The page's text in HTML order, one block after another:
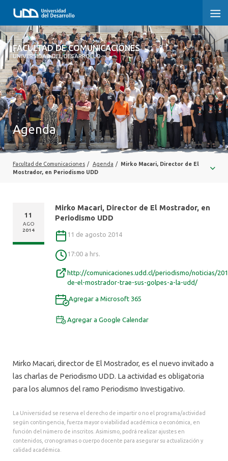
FACULTAD DE COMUNICACIONES
UNIVERSIDAD DEL DESARROLLO
FACULTAD DE COMUNICACIONES
INICIO
SOBRE LA FACULTAD
CARRERAS
POSTGRADOS Y EDUCACIÓN CONTINUA
INVESTIGACIÓN
CENTRO DE ESCRITURA
ALUMNI
Agenda
Facultad de Comunicaciones / Agenda / Mirko Macari, Director de El
Mostrador, en Periodismo UDD
Mirko Macari, Director de El Mostrador, en
Periodismo UDD
11 de agosto 2014
17:00 a hrs.
http://comunicaciones.udd.cl/periodismo/noticias/
de-el-mostrador-trae-sus-golpes-a-la-udd/
Agregar a Microsoft 365
Agregar a Google Calendar
11
AGO
2014
Mirko Macari, director de El Mostrador, es el nuevo invitado a
las charlas de Periodismo UDD. La actividad es obligatoria
para los alumnos del ramo Periodismo Investigativo.
La Universidad se reserva el derecho de impartir o no el programa/actividad
según contingencia, fuerza mayor o viabilidad académica o económica, en
función del número de inscritos. Asimismo, podrá realizar ajustes en
contenidos, cronogramas o cuerpo docente para asegurar su actualización y
calidad académica.